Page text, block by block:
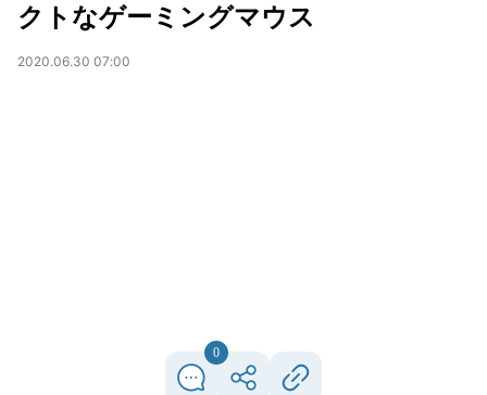
クトなゲーミングマウス
2020.06.30 07:00
0